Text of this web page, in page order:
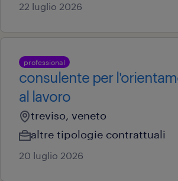
22 luglio 2026
professional
consulente per
al lavoro
treviso, veneto
altre tipologie contrattuali
20 luglio 2026